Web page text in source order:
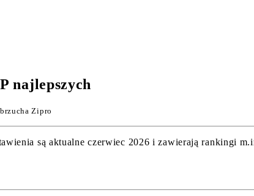
najlepszych
Zipro
są aktualne czerwiec 2026 i zawierają rankingi